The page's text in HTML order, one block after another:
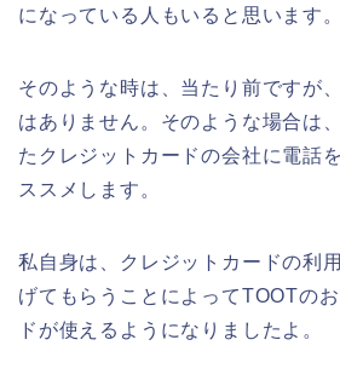
になっている人もいると思います。
そのような時は、当たり前ですが
はありません。そのような場合は
たクレジットカードの会社に電話
ススメします。
私自身は、クレジットカードの利
げてもらうことによってTOOTの
ドが使えるようになりましたよ。